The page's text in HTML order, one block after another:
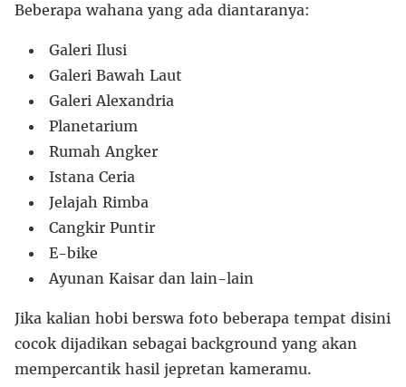
Beberapa wahana yang ada diantaranya:
Galeri Ilusi
Galeri Bawah Laut
Galeri Alexandria
Planetarium
Rumah Angker
Istana Ceria
Jelajah Rimba
Cangkir Puntir
E-bike
Ayunan Kaisar dan lain-lain
Jika kalian hobi berswa foto beberapa tempat disini
cocok dijadikan sebagai background yang akan
mempercantik hasil jepretan kameramu.